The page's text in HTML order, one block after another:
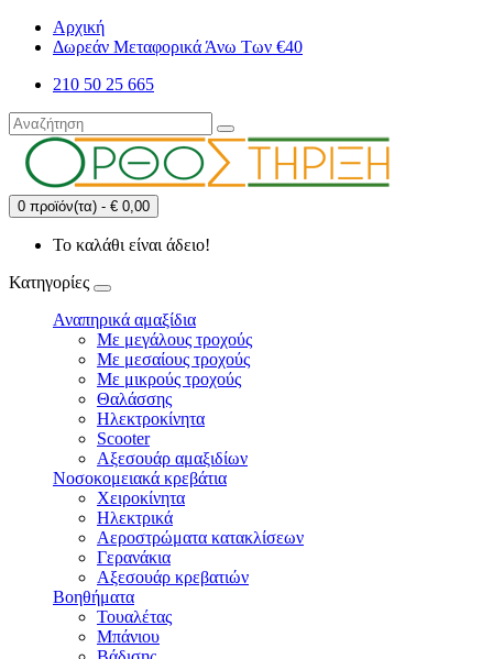
Αρχική
Δωρεάν Μεταφορικά Άνω Των €40
210 50 25 665
0 προϊόν(τα) - € 0,00
Το καλάθι είναι άδειο!
Κατηγορίες
Αναπηρικά αμαξίδια
Με μεγάλους τροχούς
Με μεσαίους τροχούς
Με μικρούς τροχούς
Θαλάσσης
Ηλεκτροκίνητα
Scooter
Αξεσουάρ αμαξιδίων
Νοσοκομειακά κρεβάτια
Χειροκίνητα
Ηλεκτρικά
Αεροστρώματα κατακλίσεων
Γερανάκια
Αξεσουάρ κρεβατιών
Βοηθήματα
Τουαλέτας
Μπάνιου